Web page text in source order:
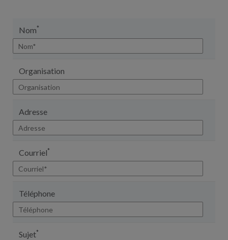
Nom*
Organisation
Adresse
Courriel*
Téléphone
Sujet*